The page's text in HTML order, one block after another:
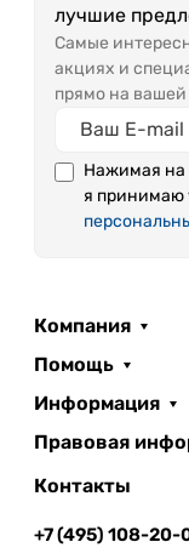
лучшие
Самые
акциях и
прямо на вашей
Нажимая на
я принимаю
Компания
Помощь
Информация
Правовая
Контакты
+7 (495) 108-20-